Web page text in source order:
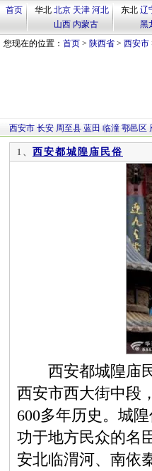
首页 华北 北京 天津 河北
山西 内蒙古
东北 辽
黑
您现在的位置： 首页 > 陕西省 > 西安市
西安市 长安 周至县 蓝田 临潼 鄠邑区
1、 西安都城隍庙民俗
西安都城隍庙民
西安市西大街中段
600多年历史。城
功于地方民众的名
安北临渭河、南依